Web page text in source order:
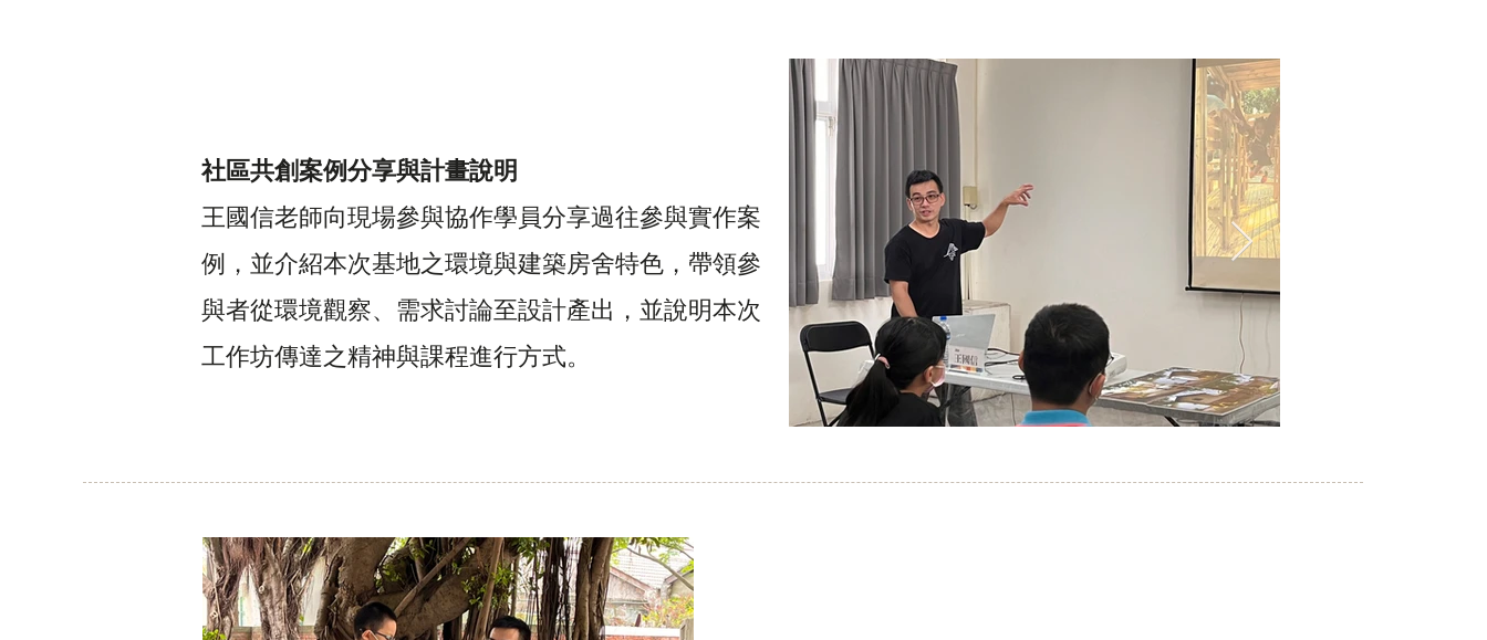
社區共創案例分享與計畫說明
王國信老師向現場參與協作學員分享過往參與實作案
例，並介紹本次基地之環境與建築房舍特色，帶領參
與者從環境觀察、需求討論至設計產出，並說明本次
工作坊傳達之精神與課程進行方式。